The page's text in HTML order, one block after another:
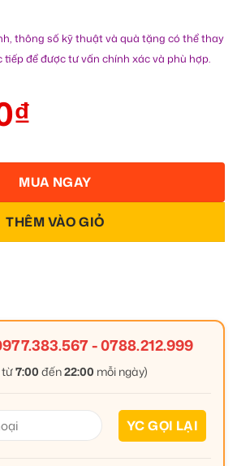
thông số kỹ thuật và quà tặng có thể thay
tiếp để được tư vấn chính xác và phù hợp.
₫
THÊM VÀO GIỎ
MUA NGAY
-0788.212.999
từ7:00 đến22:00 mỗi ngày)